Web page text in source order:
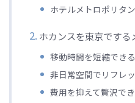
ホテルメトロポリタ
ホカンスを東京です
移動時間を短縮できる
非日常空間でリフレ
費用を抑えて贅沢で